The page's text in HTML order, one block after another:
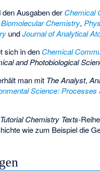
Ausgaben der Chemical
Chemistry,
undJournal of Analytical
sich in den Chemical
and Photobiological
man mit The Analyst,
Science: Processes
Tutorial Chemistry Texts-
wie zum Beispiel die